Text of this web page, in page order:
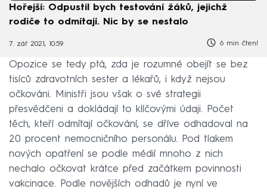
Hořejší: Odpustil bych testování žáků, jejichž
rodiče to odmítají. Nic by se nestalo
7. zář 2021, 10:59 6 min čtení
Opozice se tedy ptá, zda je rozumné obejít se bez
tisíců zdravotních sester a lékařů, i když nejsou
očkováni. Ministři jsou však o své strategii
přesvědčeni a dokládají to klíčovými údaji. Počet
těch, kteří odmítají očkování, se dříve odhadoval na
20 procent nemocničního personálu. Pod tlakem
nových opatření se podle médií mnoho z nich
nechalo očkovat krátce před začátkem povinnosti
vakcinace. Podle novějších odhadů je nyní ve